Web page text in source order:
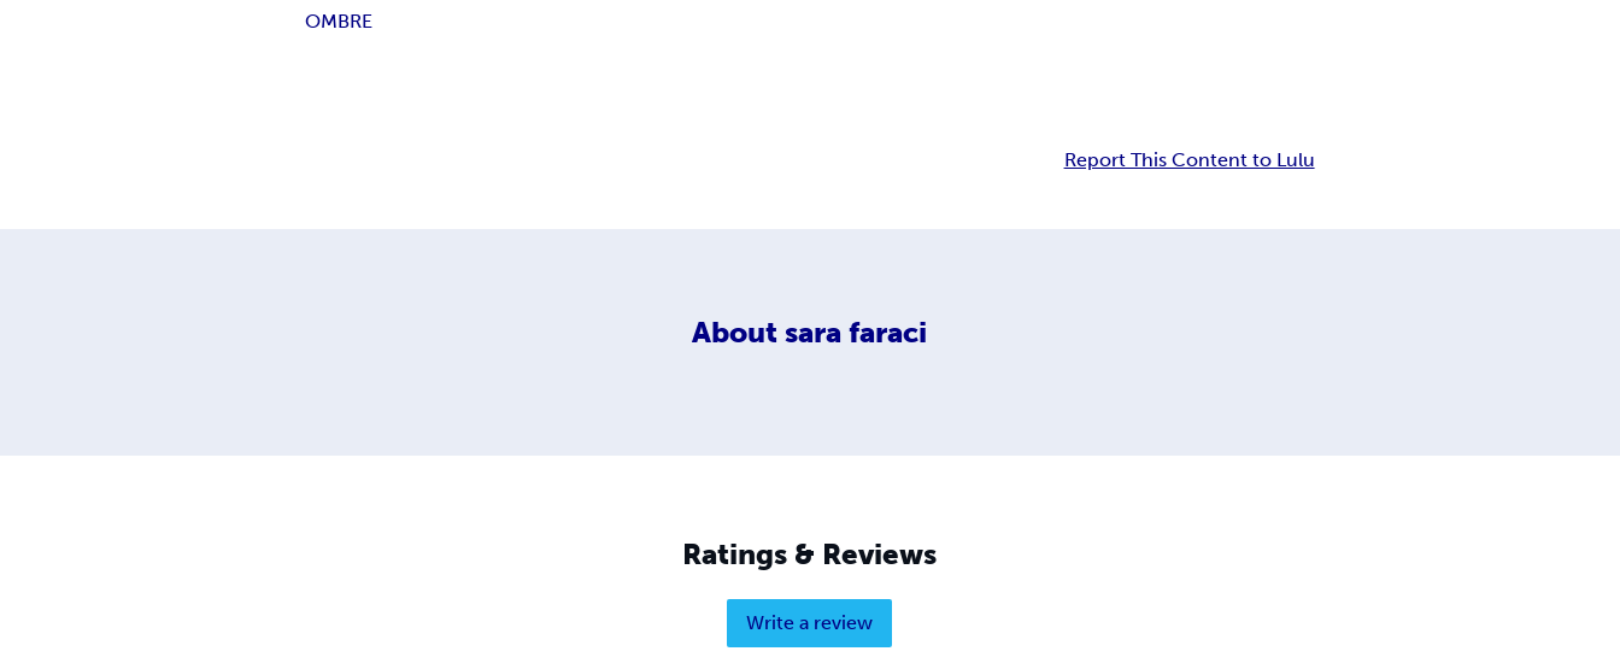
OMBRE
Report This Content to Lulu
About sara faraci
Ratings & Reviews
Write a review